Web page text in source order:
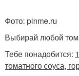
Фото: pinme.ru
Выбирай любой
Тебе понадобится:
томатного соуса,